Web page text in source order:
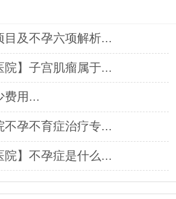
目及不孕六项解析...
院】子宫肌瘤属于...
费用...
不孕不育症治疗专...
院】不孕症是什么...